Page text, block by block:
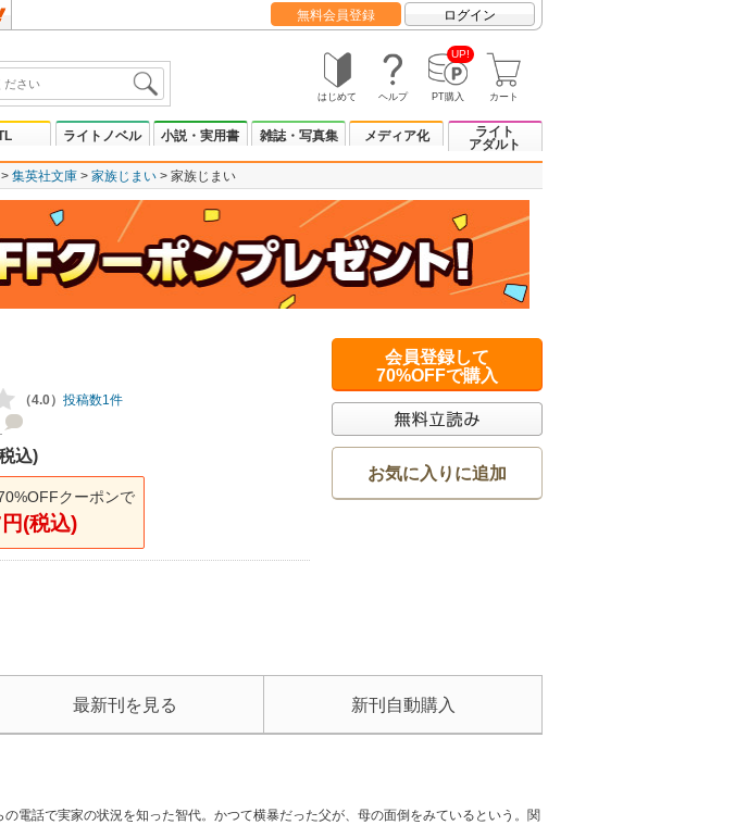
無料会員登録 ログイン
はじめて ヘルプ
UP!
PT購入 カート
ライトノベル 小説・実用書 雑誌・写真集 メディア化
ライト
アダルト
集英社文庫 家族じまい 家族じまい
（4.0） 投稿数1件
込)
クーポンで
(税込)
会員登録して
70%OFFで購入
お気に入りに追加
最新刊を見る 新刊自動購入
の電話で実家の状況を知った智代。かつて横暴だった父が、母の面倒をみているという。関